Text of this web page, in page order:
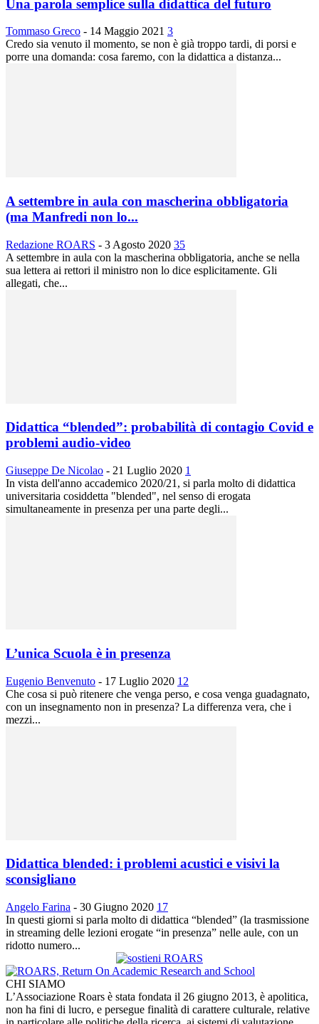
Una parola semplice sulla didattica del futuro
Tommaso Greco - 14 Maggio 2021 3
Credo sia venuto il momento, se non è già troppo tardi, di porsi e
porre una domanda: cosa faremo, con la didattica a distanza...
A settembre in aula con mascherina obbligatoria
(ma Manfredi non lo...
Redazione ROARS - 3 Agosto 2020 35
A settembre in aula con la mascherina obbligatoria, anche se nella
sua lettera ai rettori il ministro non lo dice esplicitamente. Gli
allegati, che...
Didattica “blended”: probabilità di contagio Covid e
problemi audio-video
Giuseppe De Nicolao - 21 Luglio 2020 1
In vista dell'anno accademico 2020/21, si parla molto di didattica
universitaria cosiddetta "blended", nel senso di erogata
simultaneamente in presenza per una parte degli...
L’unica Scuola è in presenza
Eugenio Benvenuto - 17 Luglio 2020 12
Che cosa si può ritenere che venga perso, e cosa venga guadagnato,
con un insegnamento non in presenza? La differenza vera, che i
mezzi...
Didattica blended: i problemi acustici e visivi la
sconsigliano
Angelo Farina - 30 Giugno 2020 17
In questi giorni si parla molto di didattica “blended” (la trasmissione
in streaming delle lezioni erogate “in presenza” nelle aule, con un
ridotto numero...
CHI SIAMO
L’Associazione Roars è stata fondata il 26 giugno 2013, è apolitica,
non ha fini di lucro, e persegue finalità di carattere culturale, relative